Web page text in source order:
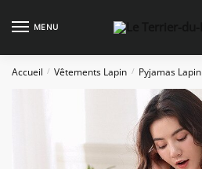
MENU
Accueil / Vêtements Lapin / Pyjamas Lapin